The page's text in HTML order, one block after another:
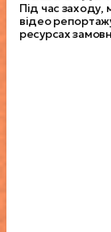
Під час заходу,
відео
ресурсах